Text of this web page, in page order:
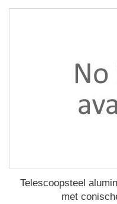
Telescoopsteel
met